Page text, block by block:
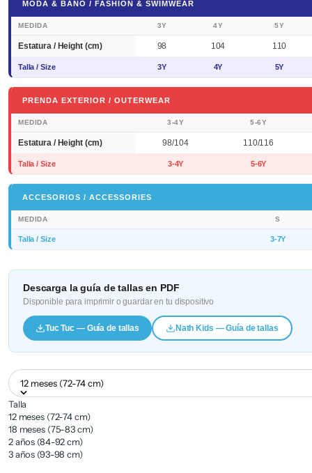
MODA & BAÑO / FASHION & SWIMWEAR
MEDIDA 3Y 4Y 5Y
Estatura / Height (cm) 98 104 110
Talla / Size 3Y 4Y 5Y
PRENDA EXTERIOR / OUTERWEAR
MEDIDA 3-4Y 5-6Y
Estatura / Height (cm) 98/104 110/116
Talla / Size 3-4Y 5-6Y
ACCESORIOS / ACCESSORIES
MEDIDA S
Talla / Size 3-7Y
Descarga la guía de tallas en PDF
Disponible para imprimir o guardar en tu dispositivo
Tuc Tuc — Guía de tallas Nath Kids — Guía de tallas
12 meses (72-74 cm)
Talla
12 meses (72-74 cm)
18 meses (75-83 cm)
2 años (84-92 cm)
3 años (93-98 cm)